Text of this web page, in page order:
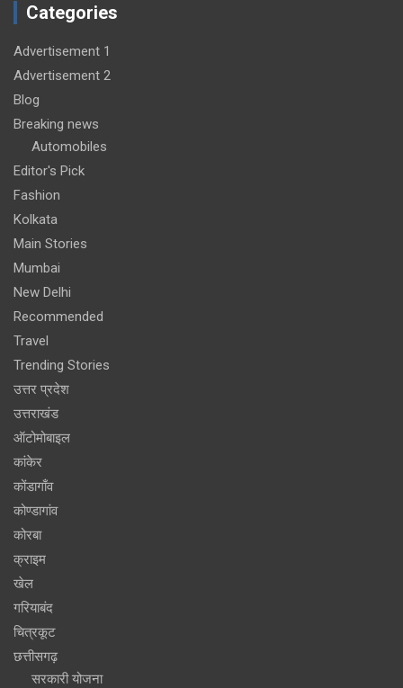
Categories
Advertisement 1
Advertisement 2
Blog
Breaking news
Automobiles
Editor's Pick
Fashion
Kolkata
Main Stories
Mumbai
New Delhi
Recommended
Travel
Trending Stories
उत्तर प्रदेश
उत्तराखंड
ऑटोमोबाइल
कांकेर
कोंडागाँव
कोण्डागांव
कोरबा
क्राइम
खेल
गरियाबंद
चित्रकूट
छत्तीसगढ़
सरकारी योजना